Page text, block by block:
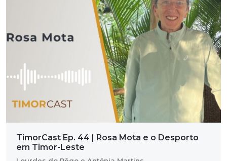
TimorCast Ep. 44 | Rosa Mota e o Desporto
em Timor-Leste